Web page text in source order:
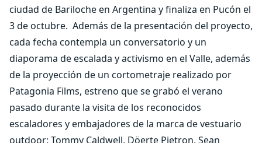
ciudad de Bariloche en Argentina y finaliza en Pucón el
3 de octubre. Además de la presentación del proyecto,
cada fecha contempla un conversatorio y un
diaporama de escalada y activismo en el Valle, además
de la proyección de un cortometraje realizado por
Patagonia Films, estreno que se grabó el verano
pasado durante la visita de los reconocidos
escaladores y embajadores de la marca de vestuario
outdoor: Tommy Caldwell, Döerte Pietron, Sean